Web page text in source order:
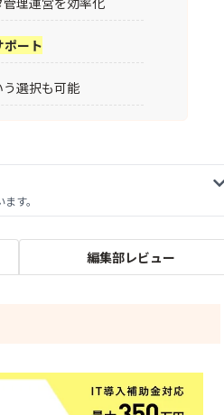
ポート
選択も可能
す。
編集部レビュー